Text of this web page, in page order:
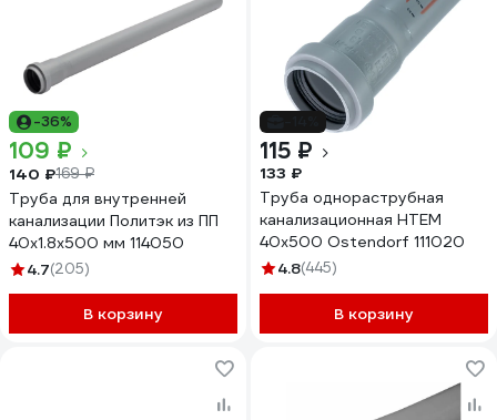
-36%
109 ₽
140 ₽169 ₽
Труба для внутренней
канализации Политэк из ПП
40х1.8х500 мм 114050
4.7(205)
В корзину
115 ₽
133 ₽
Труба однораструбная
канализационная HTEM
40х500 Ostendorf 111020
4.8(445)
В корзину